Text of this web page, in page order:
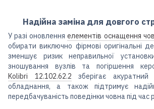
Надійна заміна для довгого
У разі оновленняелементів оснащення
обирати виключно фірмові оригінальні
зменшує ризик неправильної
зношування вузлів та погіршення
Kolibri 12.102.62.2
зберігає
обладнання, а також підтримує
передбачуваність поведінки човна під час